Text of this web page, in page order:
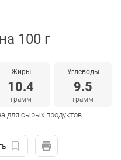
100 г
Жиры
10.4
грамм
Углеводы
9.5
грамм
для сырых продуктов